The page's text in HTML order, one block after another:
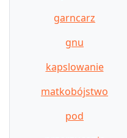
garncarz
gnu
kapslowanie
matkobójstwo
pod